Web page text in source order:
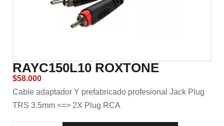
RAYC150L10 ROXTONE
$58.000
Cable adaptador Y prefabricado profesional Jack Plug
TRS 3.5mm <=> 2X Plug RCA